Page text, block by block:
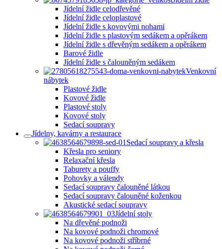
Jídelní židle celodřevěné
Jídelní židle celoplastové
Jídelní židle s kovovými nohami
Jídelní židle s plastovým sedákem a opěrákem
Jídelní židle s dřevěným sedákem a opěrákem
Barové židle
Jídelní židle s čalouněným sedákem
Venkovní
nábytek
Plastové židle
Kovové židle
Plastové stoly
Kovové stoly
Sedací soupravy
Jídelny, kavárny a restaurace
Sedací soupravy a křesla
Křesla pro seniory
Relaxační křesla
Taburety a pouffy
Pohovky a válendy
Sedací soupravy čalouněné látkou
Sedací soupravy čalouněné koženkou
Akustické sedací soupravy
Jídelní stoly
Na dřevěné podnoži
Na kovové podnoži chromové
Na kovové podnoži stříbrné